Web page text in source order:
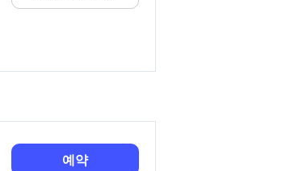
예약